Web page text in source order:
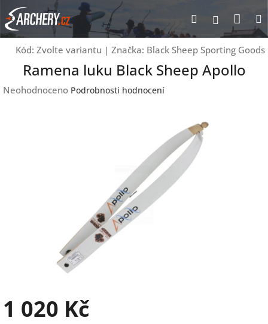
Přejít
na
obsah
Hledat
Kód: Zvolte variantu | Značka: Black Sheep Sporting Goods
Ramena luku Black Sheep Apollo
Průměrné
Neohodnoceno Podrobnosti hodnocení
1 020 Kč